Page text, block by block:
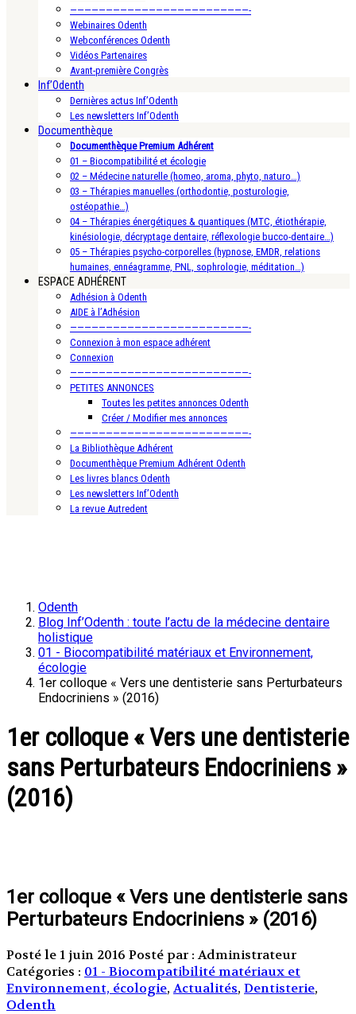
—————————————————————————-
Webinaires Odenth
Webconférences Odenth
Vidéos Partenaires
Avant-première Congrès
Inf’Odenth
Dernières actus Inf’Odenth
Les newsletters Inf’Odenth
Documenthèque
Documenthèque Premium Adhérent
01 – Biocompatibilité et écologie
02 – Médecine naturelle (homeo, aroma, phyto, naturo…)
03 – Thérapies manuelles (orthodontie, posturologie,
ostéopathie…)
04 – Thérapies énergétiques & quantiques (MTC, étiothérapie,
kinésiologie, décryptage dentaire, réflexologie bucco-dentaire…)
05 – Thérapies psycho-corporelles (hypnose, EMDR, relations
humaines, ennéagramme, PNL, sophrologie, méditation…)
ESPACE ADHÉRENT
Adhésion à Odenth
AIDE à l’Adhésion
—————————————————————————-
Connexion à mon espace adhérent
Connexion
—————————————————————————-
PETITES ANNONCES
Toutes les petites annonces Odenth
Créer / Modifier mes annonces
—————————————————————————-
La Bibliothèque Adhérent
Documenthèque Premium Adhérent Odenth
Les livres blancs Odenth
Les newsletters Inf’Odenth
La revue Autredent
Odenth
Blog Inf’Odenth : toute l’actu de la médecine dentaire
holistique
01 - Biocompatibilité matériaux et Environnement,
écologie
1er colloque « Vers une dentisterie sans Perturbateurs
Endocriniens » (2016)
1er colloque « Vers une dentisterie
sans Perturbateurs Endocriniens »
(2016)
1er colloque « Vers une dentisterie sans
Perturbateurs Endocriniens » (2016)
Posté le 1 juin 2016 Posté par : Administrateur
Catégories : 01 - Biocompatibilité matériaux et
Environnement, écologie,Actualités, Dentisterie,
Odenth